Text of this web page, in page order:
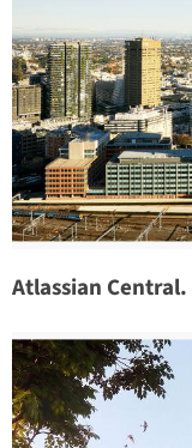
Atlassian Central.